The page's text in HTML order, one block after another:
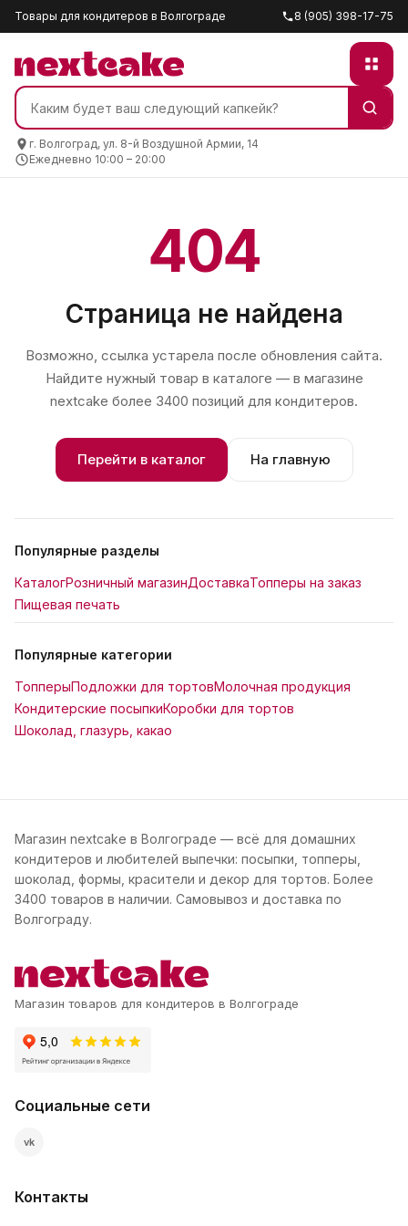
Товары для кондитеров в Волгограде 8 (905) 398-17-75
г. Волгоград, ул. 8-й Воздушной Армии, 14
Ежедневно 10:00 – 20:00
404
Страница не найдена
Возможно, ссылка устарела после обновления сайта.
Найдите нужный товар в каталоге — в магазине
nextcake более 3400 позиций для кондитеров.
Перейти в каталог На главную
Популярные разделы
КаталогРозничный магазинДоставкаТопперы на заказ
Пищевая печать
Популярные категории
ТопперыПодложки для тортовМолочная продукция
Кондитерские посыпкиКоробки для тортов
Шоколад, глазурь, какао
Магазин nextcake в Волгограде — всё для домашних
кондитеров и любителей выпечки: посыпки, топперы,
шоколад, формы, красители и декор для тортов. Более
3400 товаров в наличии. Самовывоз и доставка по
Волгограду.
Магазин товаров для кондитеров в Волгограде
Социальные сети
vk
Контакты